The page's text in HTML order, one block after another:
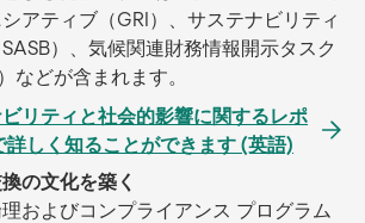
アティブ（GRI）、サステナビリティ
）、気候関連財務情報開示タスク
などが含まれます。
リティと社会的影響に関するレポ
しく知ることができます (英語)
の文化を築く
およびコンプライアンス プログラム